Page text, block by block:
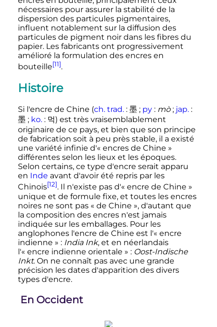
nécessaires pour assurer la stabilité de la
dispersion des particules pigmentaires,
influent notablement sur la diffusion des
particules de pigment noir dans les fibres du
papier. Les fabricants ont progressivement
amélioré la formulation des encres en
bouteille[11].
Histoire
Si l'encre de Chine (ch. trad.: 墨 ; py: mò ; jap.:
墨 ; ko.: 먹) est très vraisemblablement
originaire de ce pays, et bien que son principe
de fabrication soit à peu près stable, il a existé
une variété infinie d'« encres de Chine »
différentes selon les lieux et les époques.
Selon certains, ce type d'encre serait apparu
en Inde avant d'avoir été repris par les
Chinois[12]. Il n'existe pas d'« encre de Chine »
unique et de formule fixe, et toutes les encres
noires ne sont pas « de Chine », d'autant que
la composition des encres n'est jamais
indiquée sur les emballages. Pour les
anglophones l'encre de Chine est l'« encre
indienne » : India Ink, et en néerlandais
l'« encre indienne orientale » : Oost-Indische
Inkt. On ne connaît pas avec une grande
précision les dates d'apparition des divers
types d'encre.
En Occident